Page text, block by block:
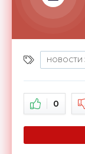
НОВОСТИ
0